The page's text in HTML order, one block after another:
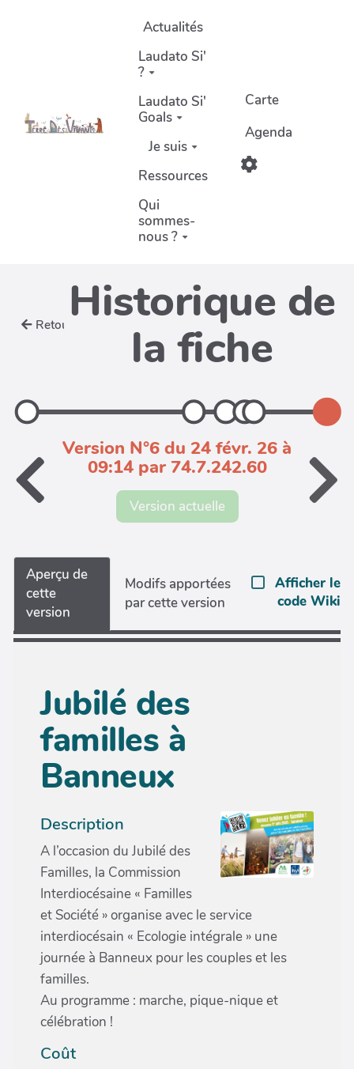
Aller au contenu principalActualités
Laudato Si'
?
Laudato Si'
Goals
Je suis
Ressources
Qui
sommes-
nous ?
Carte
Agenda
Retour Historique de
la fiche
Version N°6 du 24 févr. 26 à
09:14 par 74.7.242.60
Version actuelle
Aperçu de
cette
version
Modifs apportées
par cette version
Afficher le
code Wiki
Jubilé des
familles à
Banneux
Description
A l’occasion du Jubilé des
Familles, la Commission
Interdiocésaine « Familles
et Société » organise avec le service
interdiocésain « Ecologie intégrale » une
journée à Banneux pour les couples et les
familles.
Au programme : marche, pique-nique et
célébration !
Coût